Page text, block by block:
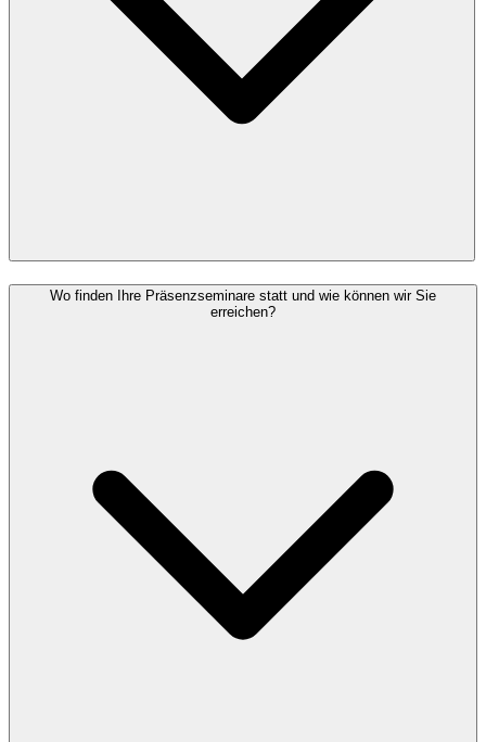
Wo finden Ihre Präsenzseminare statt und wie können wir Sie
erreichen?